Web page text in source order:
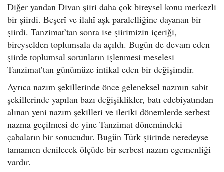
Diğer yandan Divan şiiri daha çok bireysel konu merkezli
bir şiirdi. Beşerî ve ilahî aşk paralelliğine dayanan bir
şiirdi. Tanzimat’tan sonra ise şiirimizin içeriği,
bireyselden toplumsala da açıldı. Bugün de devam eden
şiirde toplumsal sorunların işlenmesi meselesi
Tanzimat’tan günümüze intikal eden bir değişimdir.
Ayrıca nazım şekillerinde önce geleneksel nazmın sabit
şekillerinde yapılan bazı değişiklikler, batı edebiyatından
alınan yeni nazım şekilleri ve ileriki dönemlerde serbest
nazma geçilmesi de yine Tanzimat dönemindeki
çabaların bir sonucudur. Bugün Türk şiirinde neredeyse
tamamen denilecek ölçüde bir serbest nazım egemenliği
vardır.